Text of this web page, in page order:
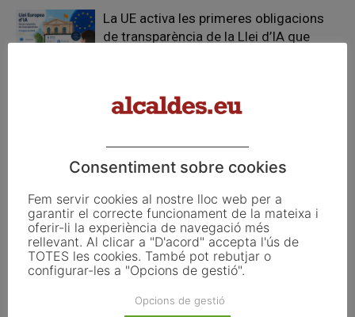
La UE activa les primeres obligacions
de transparència de la Llei d’IA que
El Pla de Barris mobilitza 117 municipis
catalans per impulsar la regeneració
FER UN COMENTARI
Consentiment sobre cookies
Fem servir cookies al nostre lloc web per a
garantir el correcte funcionament de la mateixa i
oferir-li la experiència de navegació més
rellevant. Al clicar a "D'acord" accepta l'ús de
TOTES les cookies. També pot rebutjar o
configurar-les a "Opcions de gestió".
Opcions de gestió